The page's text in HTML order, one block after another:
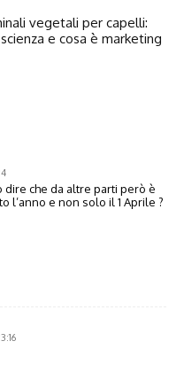
vegetali per capelli:
e cosa è marketing
dire che da altre parti però è
l’anno e non solo il 1 Aprile ?